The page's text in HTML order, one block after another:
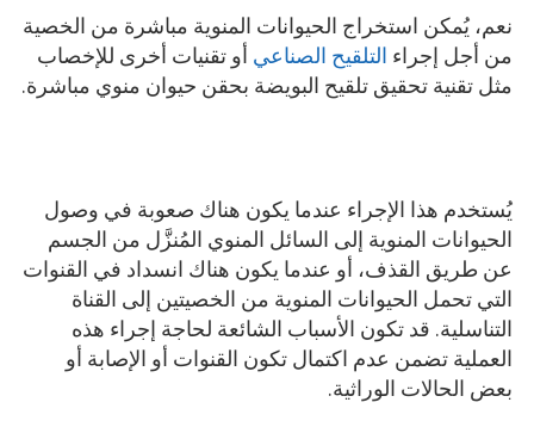
نعم، يُمكن استخراج الحيوانات المنوية مباشرة من الخصية
من أجل إجراء التلقيح الصناعي أو تقنيات أخرى للإخصاب
مثل تقنية تحقيق تلقيح البويضة بحقن حيوان منوي مباشرة.
يُستخدم هذا الإجراء عندما يكون هناك صعوبة في وصول
الحيوانات المنوية إلى السائل المنوي المُنزَّل من الجسم
عن طريق القذف، أو عندما يكون هناك انسداد في القنوات
التي تحمل الحيوانات المنوية من الخصيتين إلى القناة
التناسلية. قد تكون الأسباب الشائعة لحاجة إجراء هذه
العملية تضمن عدم اكتمال تكون القنوات أو الإصابة أو
بعض الحالات الوراثية.